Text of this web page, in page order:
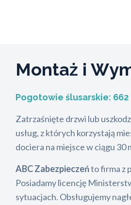
Montaż i
Pogotowie ślusarskie: 662
Zatrzaśnięte drzwi lub
usług, z których korzystają
dociera na miejsce w ciągu 30
ABC Zabezpieczeńto firma z
Posiadamy licencję
sytuacjach. Obsługujemy